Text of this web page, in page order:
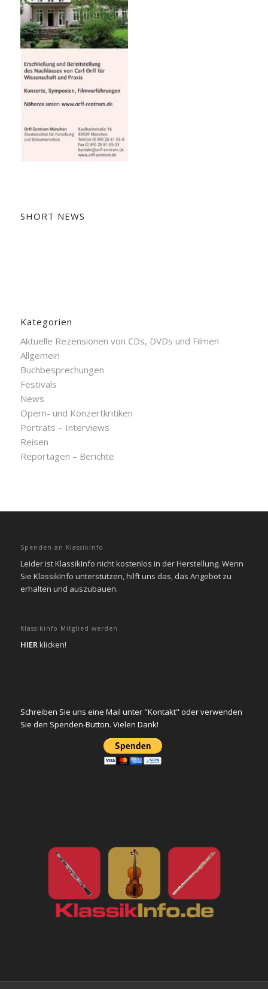
SHORT NEWS
Kategorien
Aktuelle Rezensionen von CDs, DVDs und Filmen
Allgemein
Buchbesprechungen
Festivals
News
Opern- und Konzertkritiken
Porträts – Interviews
Reisen
Reportagen – Berichte
Spenden an KlassikInfo
Leider ist KlassikInfo nicht kostenlos in der Herstellung. Wenn
Sie KlassikInfo unterstützen, hilft uns das, das Angebot zu
erhalten und auszubauen.
Klassikinfo Mitglied werden
HIERklicken!
Schreiben Sie uns eine Mail unter "Kontakt" oder verwenden
Sie den Spenden-Button. Vielen Dank!